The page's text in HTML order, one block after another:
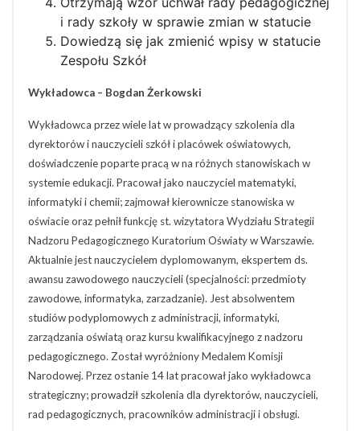
i rady szkoły w sprawie zmian w statucie
Dowiedzą się jak zmienić wpisy w statucie
Zespołu Szkół
Wykładowca – Bogdan Żerkowski
Wykładowca przez wiele lat w prowadzący szkolenia dla
dyrektorów i nauczycieli szkół i placówek oświatowych,
doświadczenie poparte pracą w na różnych stanowiskach w
systemie edukacji. Pracował jako nauczyciel matematyki,
informatyki i chemii; zajmował kierownicze stanowiska w
oświacie oraz pełnił funkcję st. wizytatora Wydziału Strategii
Nadzoru Pedagogicznego Kuratorium Oświaty w Warszawie.
Aktualnie jest nauczycielem dyplomowanym, ekspertem ds.
awansu zawodowego nauczycieli (specjalności: przedmioty
zawodowe, informatyka, zarzadzanie). Jest absolwentem
studiów podyplomowych z administracji, informatyki,
zarządzania oświatą oraz kursu kwalifikacyjnego z nadzoru
pedagogicznego. Został wyróżniony Medalem Komisji
Narodowej. Przez ostanie 14 lat pracował jako wykładowca
strategiczny; prowadził szkolenia dla dyrektorów, nauczycieli,
rad pedagogicznych, pracowników administracji i obsługi.